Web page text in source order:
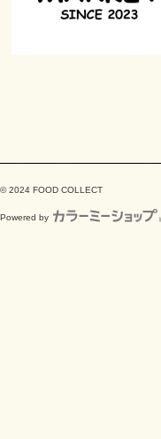
© 2024 FOOD COLLECT
Powered by